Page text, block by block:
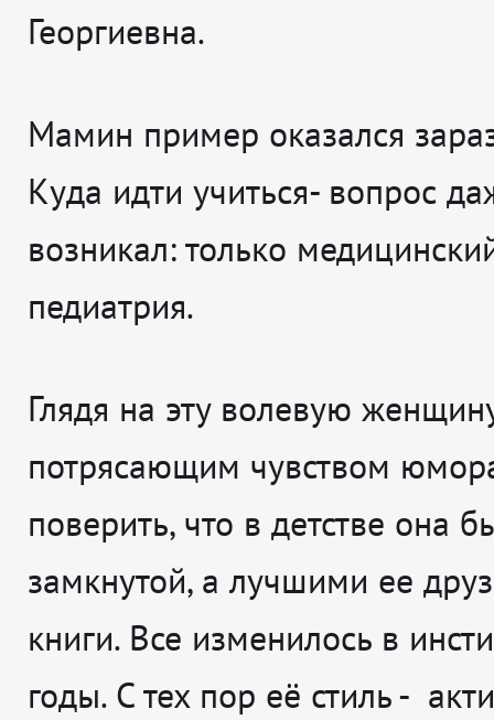
Георгиевна.
Мамин пример оказался
Куда идти учиться- вопрос
возникал: только
педиатрия.
Глядя на эту волевую
потрясающим чувством
поверить, что в детстве она
замкнутой, а лучшими ее
книги. Все изменилось в
годы. С тех пор её стиль -